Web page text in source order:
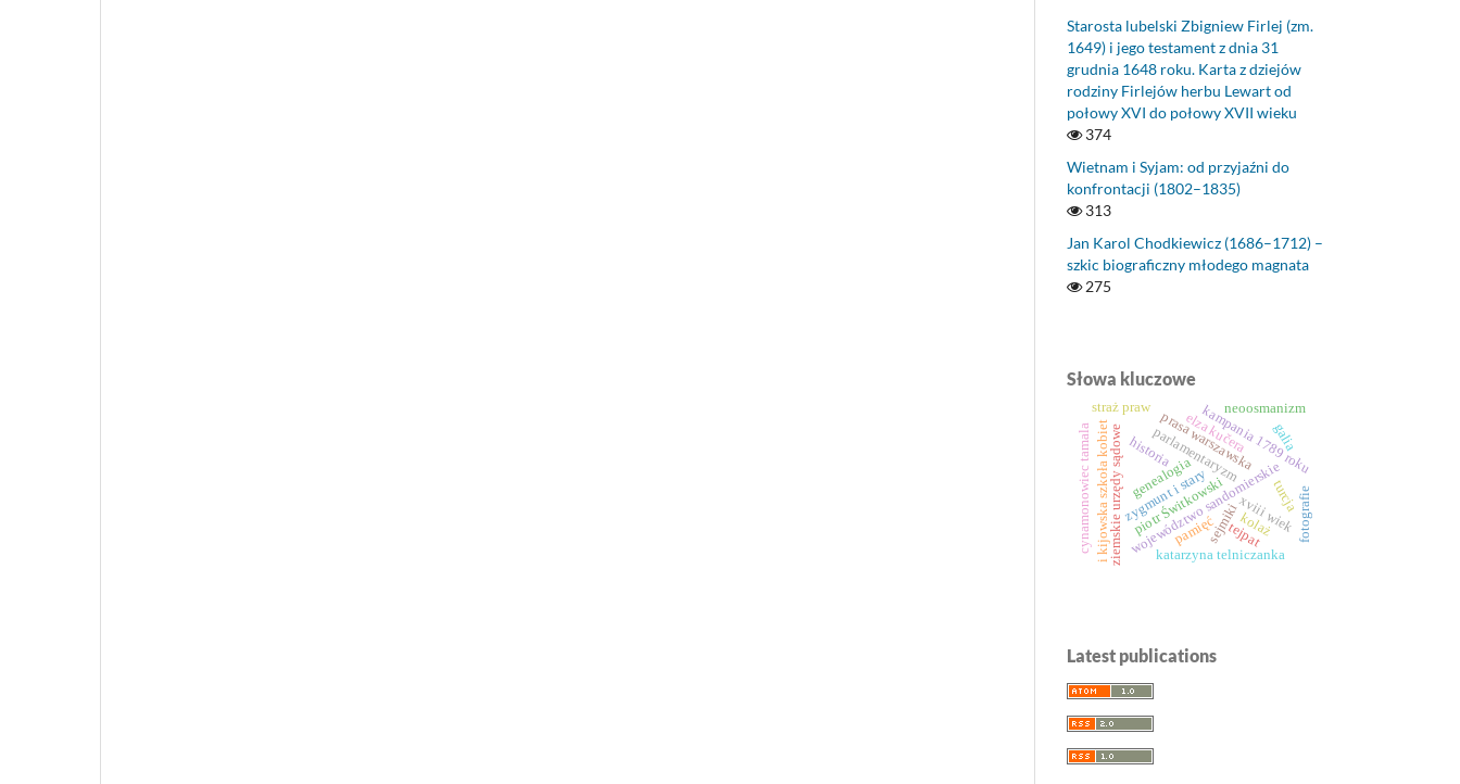
Starosta lubelski Zbigniew Firlej (zm.
1649) i jego testament z dnia 31
grudnia 1648 roku. Karta z dziejów
rodziny Firlejów herbu Lewart od
połowy XVI do połowy XVII wieku
374
Wietnam i Syjam: od przyjaźni do
konfrontacji (1802–1835)
313
Jan Karol Chodkiewicz (1686–1712) –
szkic biograficzny młodego magnata
275
Słowa kluczowe
województwo sandomierskie
ziemskie urzędy sądowe sejmiki
parlamentaryzmkampania 1789 roku
piotr Świtkowski
prasa warszawska
xviii wiek
zygmunt i stary
katarzyna telniczanka
genealogia
historia galia
i kijowska szkoła kobiet
cynamonowiec tamala tejpat
kolaż fotografie
turcja
neoosmanizm
pamięć
elza kučera
straż praw
Latest publications